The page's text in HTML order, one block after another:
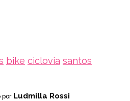
bike ciclovia santos
por Ludmilla Rossi